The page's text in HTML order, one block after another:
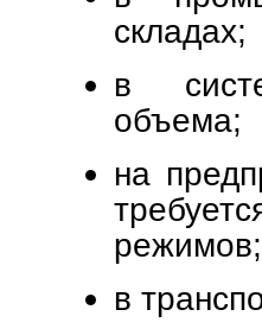
складах;
в
объема;
на
режимов;
в